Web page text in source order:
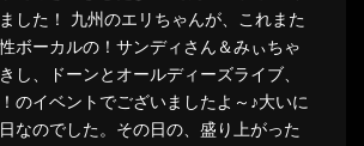
した！ 九州のエリちゃんが、これまた
ボーカルの！サンディさん＆みぃちゃ
し、ドーンとオールディーズライブ、
のイベントでございましたよ～♪大いに
なのでした。その日の、盛り上がった